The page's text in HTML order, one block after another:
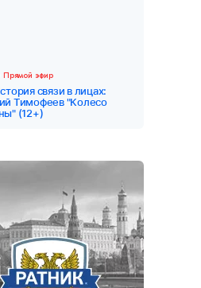
Прямой эфир
связи в лицах:
Тимофеев "Колесо
(12+)